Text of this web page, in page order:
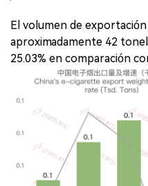
El volumen de
aproximadamente 42
25.03% en comparación